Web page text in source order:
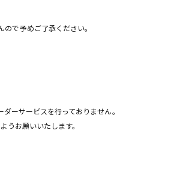
で予めご了承ください。
ーサービスを行っておりません。
うお願いいたします。